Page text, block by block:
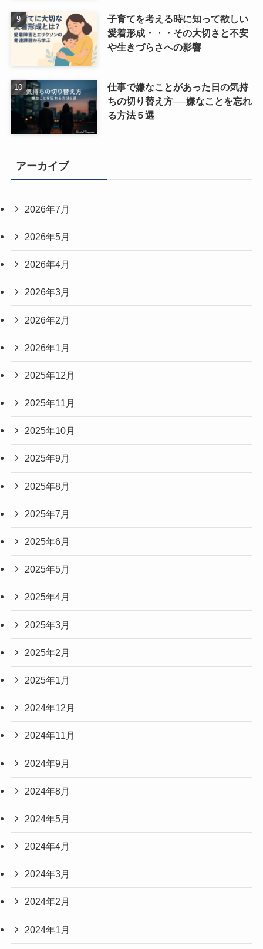
子育てを考える時に知って欲しい
愛着形成・・・その大切さと不安
や生きづらさへの影響
仕事で嫌なことがあった日の気持
ちの切り替え方──嫌なことを忘れ
る方法５選
アーカイブ
2026年7月
2026年5月
2026年4月
2026年3月
2026年2月
2026年1月
2025年12月
2025年11月
2025年10月
2025年9月
2025年8月
2025年7月
2025年6月
2025年5月
2025年4月
2025年3月
2025年2月
2025年1月
2024年12月
2024年11月
2024年9月
2024年8月
2024年5月
2024年4月
2024年3月
2024年2月
2024年1月